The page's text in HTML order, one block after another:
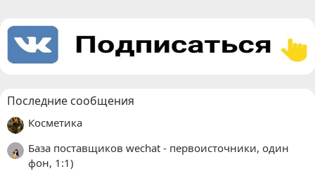
Последние сообщения
Косметика
База поставщиков wechat - первоисточники, один
фон, 1:1)